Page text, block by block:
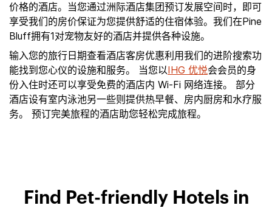
价格的酒店。当您通过洲际酒店集团预订发展空间时，即可
享受我们的房价保证为您提供舒适的住宿体验。我们在Pine
Bluff拥有1对宠物友好的酒店并提供各种设施。
输入您的旅行日期查看酒店客房优惠利用我们的进阶搜索功
能找到您心仪的设施和服务。 当您以IHG 优悦会会员的身
份入住时还可以享受免费的酒店内 Wi-Fi 网络连接。 部分
酒店设有室内泳池另一些则提供热早餐、房内厨房和水疗服
务。 预订完美旅程的酒店助您轻松完成旅程。
Find Pet-friendly Hotels in